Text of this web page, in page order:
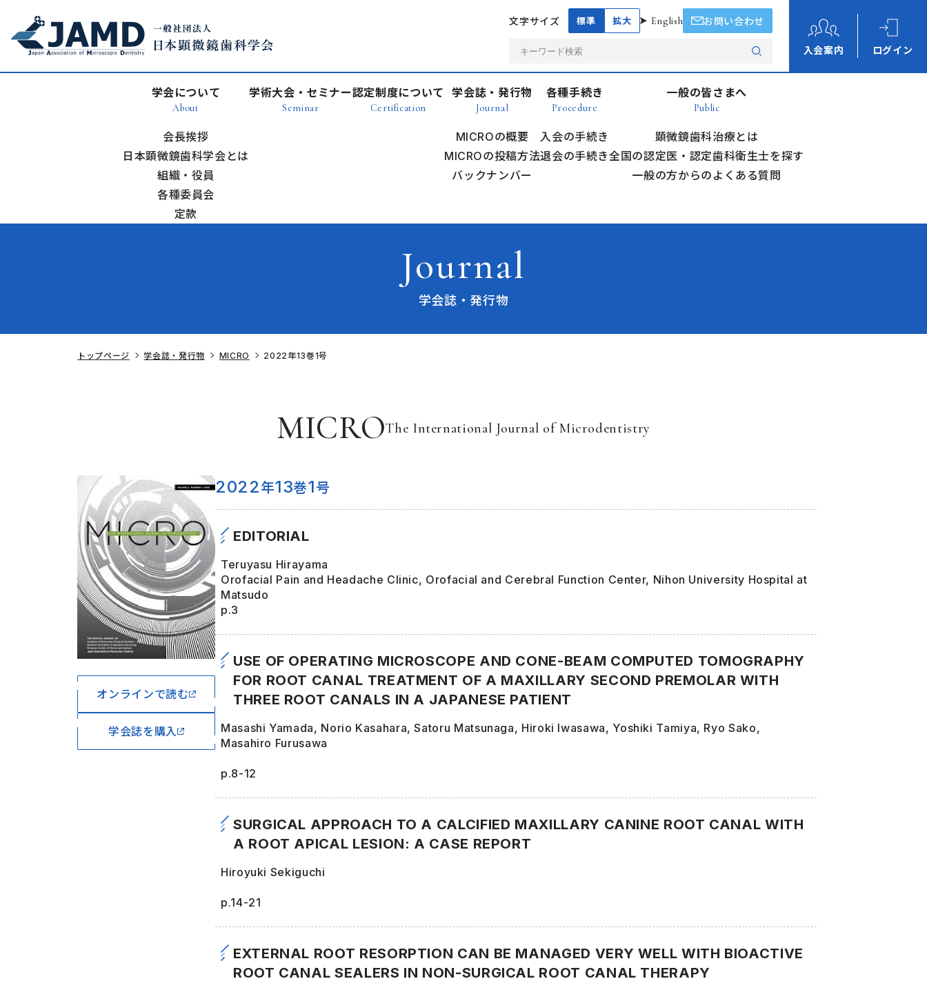
文字サイズ 標準 拡大 English お問い合わせ
入会案内 ログイン
学会について
About
会長挨拶
日本顕微鏡歯科学会とは
組織・役員
各種委員会
定款
学術大会・セミナー
Seminar
認定制度について
Certification
学会誌・発行物
Journal
MICROの概要
MICROの投稿方法
バックナンバー
各種手続き
Procedure
入会の手続き
退会の手続き
一般の皆さまへ
Public
顕微鏡歯科治療とは
全国の認定医・認定歯科衛生士を探す
一般の方からのよくある質問
Journal
学会誌・発行物
トップページ 学会誌・発行物 MICRO 2022年13巻1号
MICROThe International Journal of Microdentistry
オンラインで読む
学会誌を購入
2022年13巻1号
EDITORIAL
Teruyasu Hirayama
Orofacial Pain and Headache Clinic, Orofacial and Cerebral Function Center, Nihon University Hospital at
Matsudo
p.3
USE OF OPERATING MICROSCOPE AND CONE-BEAM COMPUTED TOMOGRAPHY
FOR ROOT CANAL TREATMENT OF A MAXILLARY SECOND PREMOLAR WITH
THREE ROOT CANALS IN A JAPANESE PATIENT
Masashi Yamada, Norio Kasahara, Satoru Matsunaga, Hiroki Iwasawa, Yoshiki Tamiya, Ryo Sako,
Masahiro Furusawa
p.8-12
SURGICAL APPROACH TO A CALCIFIED MAXILLARY CANINE ROOT CANAL WITH
A ROOT APICAL LESION: A CASE REPORT
Hiroyuki Sekiguchi
p.14-21
EXTERNAL ROOT RESORPTION CAN BE MANAGED VERY WELL WITH BIOACTIVE
ROOT CANAL SEALERS IN NON-SURGICAL ROOT CANAL THERAPY